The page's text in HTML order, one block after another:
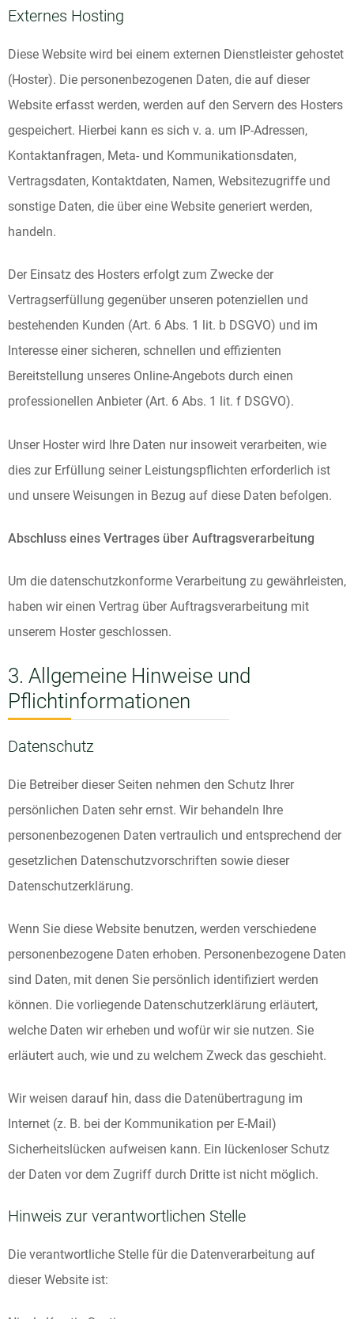
Externes Hosting
Diese Website wird bei einem externen Dienstleister gehostet
(Hoster). Die personenbezogenen Daten, die auf dieser
Website erfasst werden, werden auf den Servern des Hosters
gespeichert. Hierbei kann es sich v. a. um IP-Adressen,
Kontaktanfragen, Meta- und Kommunikationsdaten,
Vertragsdaten, Kontaktdaten, Namen, Websitezugriffe und
sonstige Daten, die über eine Website generiert werden,
handeln.
Der Einsatz des Hosters erfolgt zum Zwecke der
Vertragserfüllung gegenüber unseren potenziellen und
bestehenden Kunden (Art. 6 Abs. 1 lit. b DSGVO) und im
Interesse einer sicheren, schnellen und effizienten
Bereitstellung unseres Online-Angebots durch einen
professionellen Anbieter (Art. 6 Abs. 1 lit. f DSGVO).
Unser Hoster wird Ihre Daten nur insoweit verarbeiten, wie
dies zur Erfüllung seiner Leistungspflichten erforderlich ist
und unsere Weisungen in Bezug auf diese Daten befolgen.
Abschluss eines Vertrages über Auftragsverarbeitung
Um die datenschutzkonforme Verarbeitung zu gewährleisten,
haben wir einen Vertrag über Auftragsverarbeitung mit
unserem Hoster geschlossen.
3. Allgemeine Hinweise und
Pflicht­informationen
Datenschutz
Die Betreiber dieser Seiten nehmen den Schutz Ihrer
persönlichen Daten sehr ernst. Wir behandeln Ihre
personenbezogenen Daten vertraulich und entsprechend der
gesetzlichen Datenschutzvorschriften sowie dieser
Datenschutzerklärung.
Wenn Sie diese Website benutzen, werden verschiedene
personenbezogene Daten erhoben. Personenbezogene Daten
sind Daten, mit denen Sie persönlich identifiziert werden
können. Die vorliegende Datenschutzerklärung erläutert,
welche Daten wir erheben und wofür wir sie nutzen. Sie
erläutert auch, wie und zu welchem Zweck das geschieht.
Wir weisen darauf hin, dass die Datenübertragung im
Internet (z. B. bei der Kommunikation per E-Mail)
Sicherheitslücken aufweisen kann. Ein lückenloser Schutz
der Daten vor dem Zugriff durch Dritte ist nicht möglich.
Hinweis zur verantwortlichen Stelle
Die verantwortliche Stelle für die Datenverarbeitung auf
dieser Website ist: